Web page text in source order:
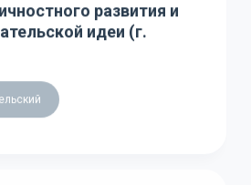
развития и
идеи (г.